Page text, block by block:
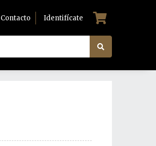
Contacto Identifícate